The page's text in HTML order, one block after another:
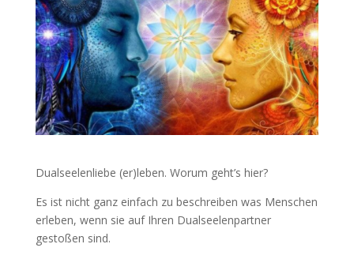
Dualseelenliebe (er)leben. Worum geht’s hier?
Es ist nicht ganz einfach zu beschreiben was Menschen
erleben, wenn sie auf Ihren Dualseelenpartner
gestoßen sind.